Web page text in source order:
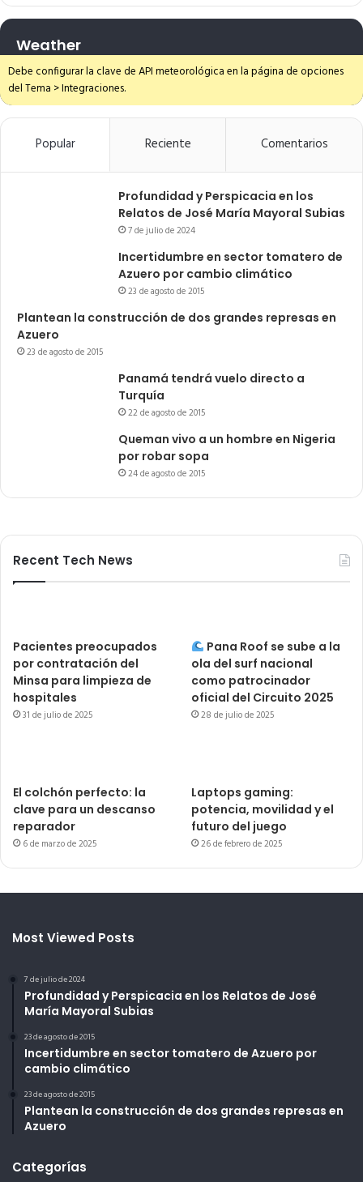
Weather
Debe configurar la clave de API meteorológica en la página de opciones
del Tema > Integraciones.
Popular Reciente Comentarios
Profundidad y Perspicacia en los
Relatos de José María Mayoral Subias
7 de julio de 2024
Incertidumbre en sector tomatero de
Azuero por cambio climático
23 de agosto de 2015
Plantean la construcción de dos grandes represas en
Azuero
23 de agosto de 2015
Panamá tendrá vuelo directo a
Turquía
22 de agosto de 2015
Queman vivo a un hombre en Nigeria
por robar sopa
24 de agosto de 2015
Recent Tech News
Pacientes preocupados
por contratación del
Minsa para limpieza de
hospitales
31 de julio de 2025
Pana Roof se sube a la
ola del surf nacional
como patrocinador
oficial del Circuito 2025
28 de julio de 2025
El colchón perfecto: la
clave para un descanso
reparador
6 de marzo de 2025
Laptops gaming:
potencia, movilidad y el
futuro del juego
26 de febrero de 2025
Most Viewed Posts
7 de julio de 2024
Profundidad y Perspicacia en los Relatos de José
María Mayoral Subias
23 de agosto de 2015
Incertidumbre en sector tomatero de Azuero por
cambio climático
23 de agosto de 2015
Plantean la construcción de dos grandes represas en
Azuero
Categorías